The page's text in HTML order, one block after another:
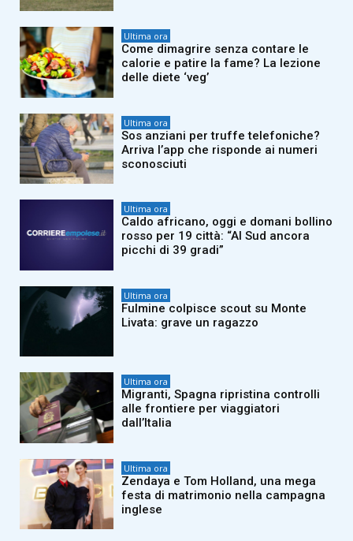
Ultima ora
Come dimagrire senza contare le
calorie e patire la fame? La lezione
delle diete ‘veg’
Ultima ora
Sos anziani per truffe telefoniche?
Arriva l’app che risponde ai numeri
sconosciuti
Ultima ora
Caldo africano, oggi e domani bollino
rosso per 19 città: “Al Sud ancora
picchi di 39 gradi”
Ultima ora
Fulmine colpisce scout su Monte
Livata: grave un ragazzo
Ultima ora
Migranti, Spagna ripristina controlli
alle frontiere per viaggiatori
dall’Italia
Ultima ora
Zendaya e Tom Holland, una mega
festa di matrimonio nella campagna
inglese